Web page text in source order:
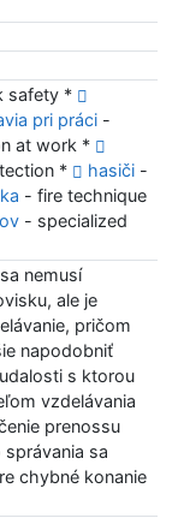
safety *
pri práci-
at work *
* hasiči-
- fire technique
- specialized
nemusí
ale je
pričom
napodobniť
s ktorou
vzdelávania
prenossu
sa
chybné konanie